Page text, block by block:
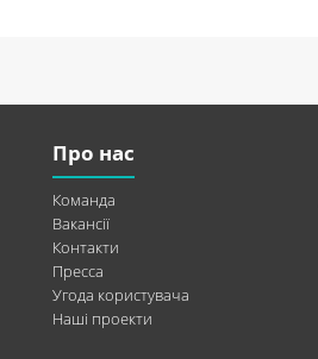
Про нас
Команда
Вакансії
Контакти
Пресса
Угода користувача
Наші проекти